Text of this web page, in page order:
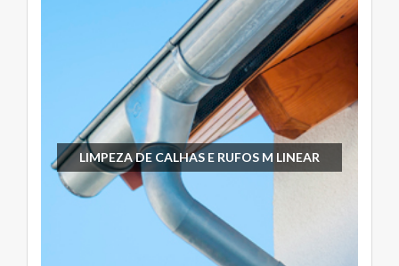
LIMPEZA DE CALHAS E RUFOS M LINEAR